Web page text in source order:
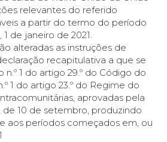
relevantes do referido
a partir do termo do período
de janeiro de 2021.
alteradas as instruções de
recapitulativa a que se
n.º 1 do artigo 29.º do Código do
1 do artigo 23.º do Regime do
aprovadas pela
de 10 de setembro, produzindo
aos períodos começados em, ou